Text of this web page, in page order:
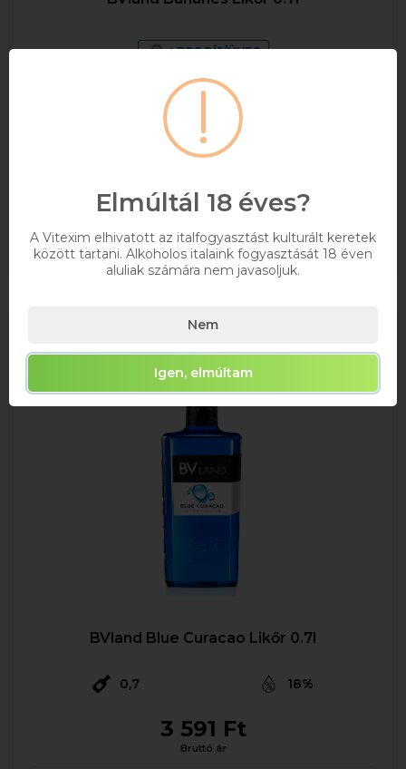
+ DRS DÍJ/ÜVEG
3 592 Ft
Bruttó ár
Elérhetőségekről érdeklődjön
Kosárba
BVland Blue Curacao Likőr 0.7l
0,7 18%
3 591 Ft
Bruttó ár
Elmúltál 18 éves?
A Vitexim elhivatott az italfogyasztást kulturált keretek
között tartani. Alkoholos italaink fogyasztását 18 éven
aluliak számára nem javasoljuk.
Nem
Igen, elmúltam